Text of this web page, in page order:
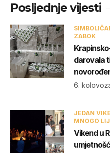
Posljednje vijesti
ZABOK
darovala
6.
JEDAN
MNOGO
Vikend u